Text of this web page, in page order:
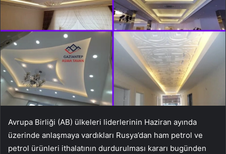
Avrupa Birliği (AB) ülkeleri liderlerinin Haziran ayında
üzerinde anlaşmaya vardıkları Rusya’dan ham petrol ve
petrol ürünleri ithalatının durdurulması kararı bugünden